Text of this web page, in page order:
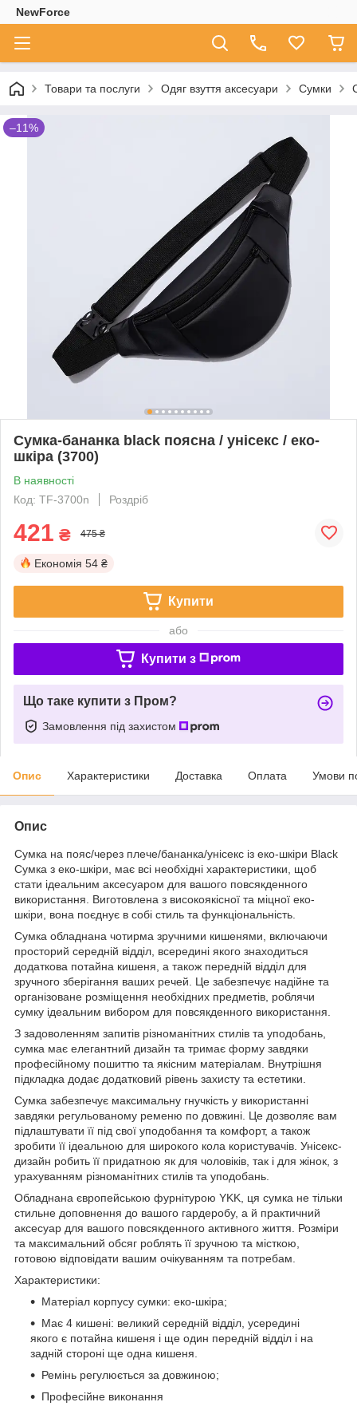
NewForce
Товари та послуги Одяг взуття аксесуари Сумки
–11%
Сумка-бананка black поясна / унісекс / еко-
шкіра (3700)
В наявності
Код: TF-3700n
Роздріб
421 ₴ 475 ₴
Економія 54 ₴
Купити
або
Купити з
Що таке купити з Пром?
Замовлення під захистом
Опис Характеристики Доставка Оплата Умови
Опис
Сумка на пояс/через плече/бананка/унісекс із еко-шкіри Black
Сумка з еко-шкіри, має всі необхідні характеристики, щоб
стати ідеальним аксесуаром для вашого повсякденного
використання. Виготовлена з високоякісної та міцної еко-
шкіри, вона поєднує в собі стиль та функціональність.
Сумка обладнана чотирма зручними кишенями, включаючи
просторий середній відділ, всередині якого знаходиться
додаткова потайна кишеня, а також передній відділ для
зручного зберігання ваших речей. Це забезпечує надійне та
організоване розміщення необхідних предметів, роблячи
сумку ідеальним вибором для повсякденного використання.
З задоволенням запитів різноманітних стилів та уподобань,
сумка має елегантний дизайн та тримає форму завдяки
професійному пошиттю та якісним матеріалам. Внутрішня
підкладка додає додатковий рівень захисту та естетики.
Сумка забезпечує максимальну гнучкість у використанні
завдяки регульованому ременю по довжині. Це дозволяє вам
підлаштувати її під свої уподобання та комфорт, а також
зробити її ідеальною для широкого кола користувачів. Унісекс-
дизайн робить її придатною як для чоловіків, так і для жінок, з
урахуванням різноманітних стилів та уподобань.
Обладнана європейською фурнітурою YKK, ця сумка не тільки
стильне доповнення до вашого гардеробу, а й практичний
аксесуар для вашого повсякденного активного життя. Розміри
та максимальний обсяг роблять її зручною та місткою,
готовою відповідати вашим очікуванням та потребам.
Характеристики:
Матеріал корпусу сумки: еко-шкіра;
Має 4 кишені: великий середній відділ, усередині
якого є потайна кишеня і ще один передній відділ і на
задній стороні ще одна кишеня.
Ремінь регулюється за довжиною;
Професійне виконання